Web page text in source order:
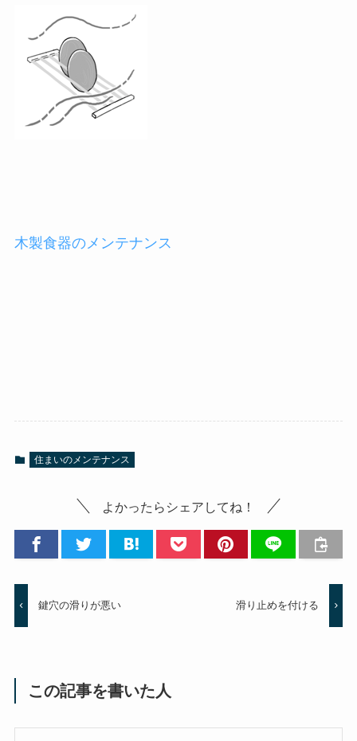
木製食器のメンテナンス
住まいのメンテナンス
よかったらシェアしてね！
鍵穴の滑りが悪い 滑り止めを付ける
この記事を書いた人